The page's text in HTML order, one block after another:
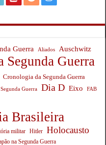
Guerra Aliados Auschwitz
Segunda Guerra
Cronologia da Segunda Guerra
Guerra Dia D Eixo FAB
Brasileira
militar Hitler Holocausto
na Segunda Guerra